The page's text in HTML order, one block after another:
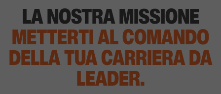
LA NOSTRA MISSIONE
METTERTI AL COMANDO
DELLA TUA CARRIERA DA
LEADER.